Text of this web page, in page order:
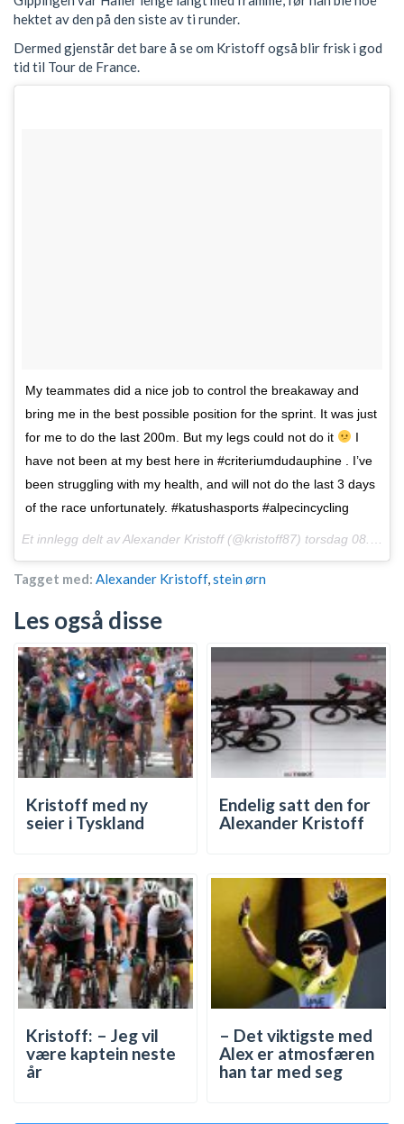
hektet av den på den siste av ti runder.
Dermed gjenstår det bare å se om Kristoff også blir frisk i god
tid til Tour de France.
My teammates did a nice job to control the breakaway and
bring me in the best possible position for the sprint. It was just
for me to do the last 200m. But my legs could not do it
I
have not been at my best here in #criteriumdudauphine . I’ve
been struggling with my health, and will not do the last 3 days
of the race unfortunately. #katushasports #alpecincycling
Et innlegg delt av Alexander Kristoff (@kristoff87) torsdag 08. Juni. 2017 PDT
Tagget med: Alexander Kristoff,stein ørn
Les også disse
Kristoff med ny
seier i Tyskland
Endelig satt den for
Alexander Kristoff
Kristoff: – Jeg vil
være kaptein neste
år
– Det viktigste med
Alex er atmosfæren
han tar med seg